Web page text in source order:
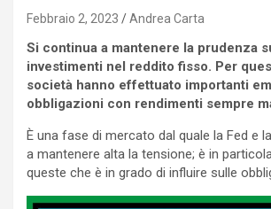
Febbraio 2, 2023 Andrea Carta
Si continua a mantenere la prudenza
investimenti nel reddito fisso. Per
società hanno effettuato importanti
obbligazioni con rendimenti sempre
È una fase di mercato dal quale la Fed e
a mantenere alta la tensione; è in
queste che è in grado di influire sulle